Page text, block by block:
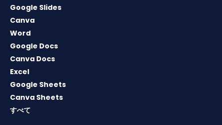
Google Slides
Canva
Word
Google Docs
Canva Docs
Excel
Google Sheets
Canva Sheets
すべて